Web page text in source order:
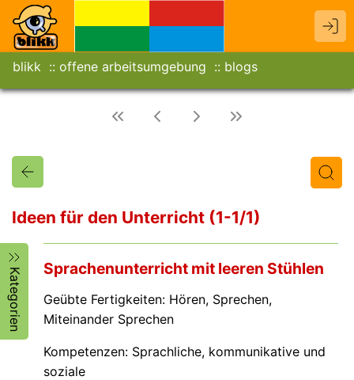
blikk offene arbeitsumgebung blogs
Ideen für den Unterricht (1-1/1)
Kategorien Sprachenunterricht mit leeren Stühlen
Geübte Fertigkeiten: Hören, Sprechen,
Miteinander Sprechen
Kompetenzen: Sprachliche, kommunikative und
soziale